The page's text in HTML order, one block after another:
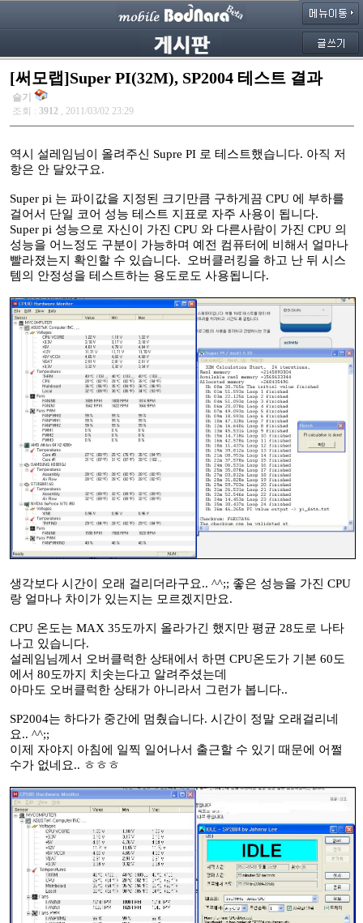
[써모랩]Super PI(32M), SP2004 테스트 결과
슬기
조회 : 3912 , 2011/03/02 23:29
역시 설레임님이 올려주신 Supre PI 로 테스트했습니다. 아직 저
항은 안 달았구요.
Super pi 는 파이값을 지정된 크기만큼 구하게끔 CPU 에 부하를
걸어서 단일 코어 성능 테스트 지표로 자주 사용이 됩니다.
Super pi 성능으로 자신이 가진 CPU 와 다른사람이 가진 CPU 의
성능을 어느정도 구분이 가능하며 예전 컴퓨터에 비해서 얼마나
빨라졌는지 확인할 수 있습니다. 오버클러킹을 하고 난 뒤 시스
템의 안정성을 테스트하는 용도로도 사용됩니다.
생각보다 시간이 오래 걸리더라구요.. ^^;; 좋은 성능을 가진 CPU
랑 얼마나 차이가 있는지는 모르겠지만요.
CPU 온도는 MAX 35도까지 올라가긴 했지만 평균 28도로 나타
나고 있습니다.
설레임님께서 오버클럭한 상태에서 하면 CPU온도가 기본 60도
에서 80도까지 치솟는다고 알려주셨는데
아마도 오버클럭한 상태가 아니라서 그런가 봅니다..
SP2004는 하다가 중간에 멈췄습니다. 시간이 정말 오래걸리네
요.. ^^;;
이제 자야지 아침에 일찍 일어나서 출근할 수 있기 때문에 어쩔
수가 없네요.. ㅎㅎㅎ